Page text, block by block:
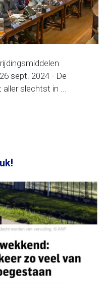
sept. 2024 - De
slechtst in ...